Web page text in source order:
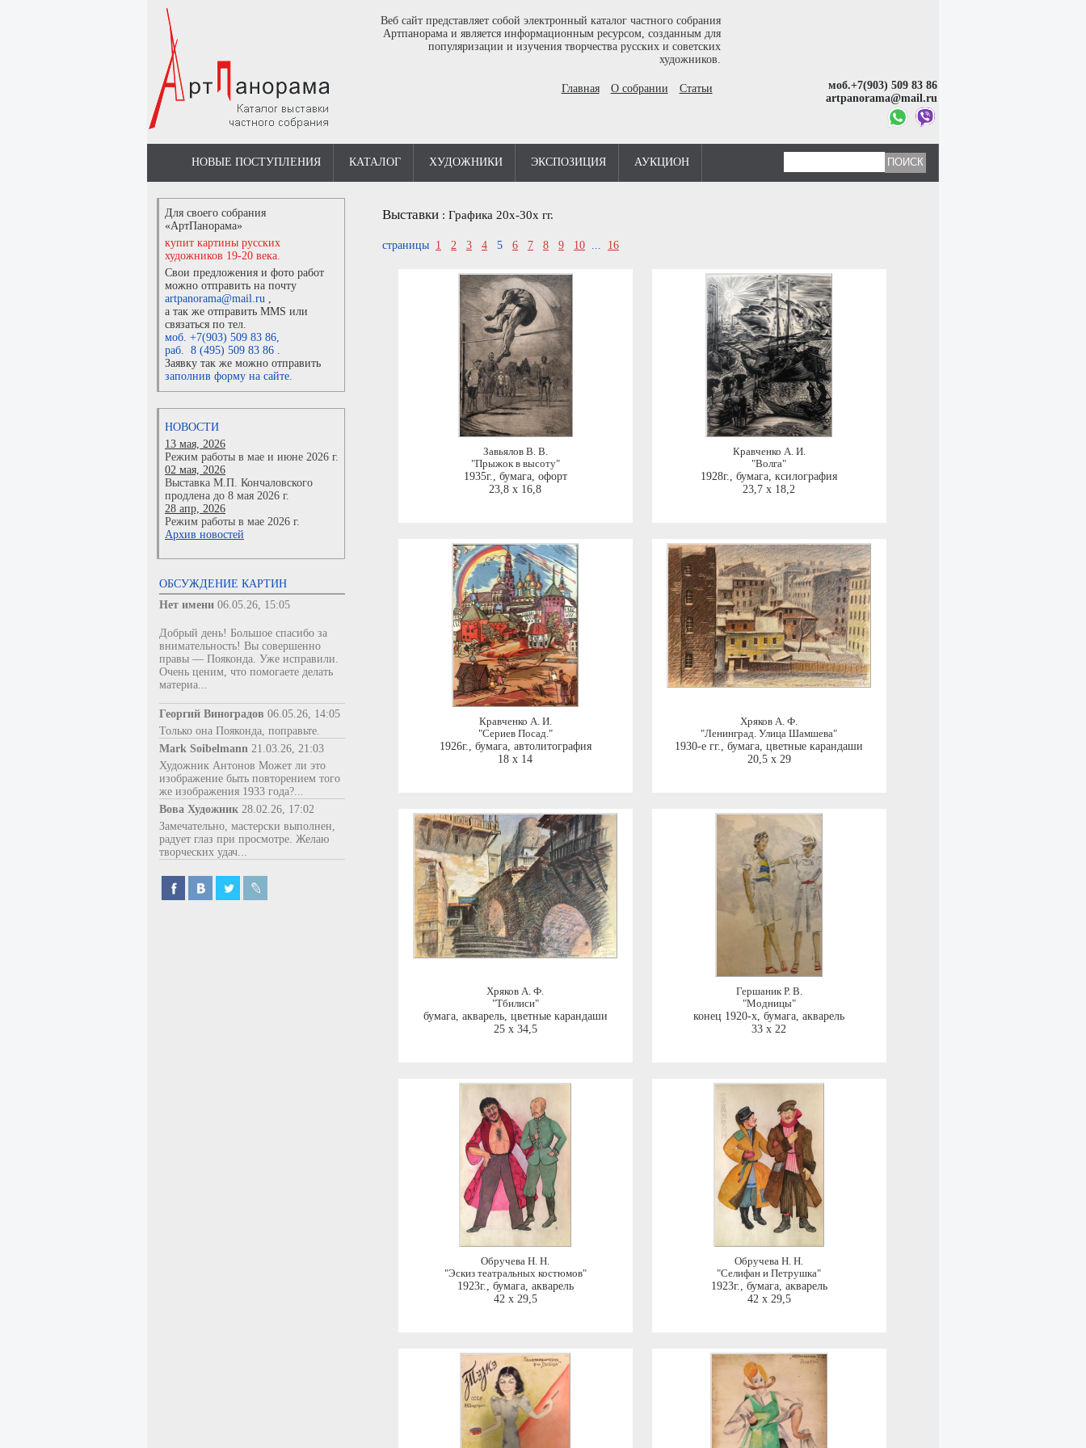
Веб сайт представляет собой электронный каталог частного собрания
Артпанорама и является информационным ресурсом, созданным для
популяризации и изучения творчества русских и советских
художников.
Главная О собрании Статьи
моб.+7(903) 509 83 86
artpanorama@mail.ru
НОВЫЕ ПОСТУПЛЕНИЯ КАТАЛОГ ХУДОЖНИКИ ЭКСПОЗИЦИЯ АУКЦИОН
Для своего собрания
«АртПанорама»
купит картины русских
художников 19-20 века.
Свои предложения и фото работ
можно отправить на почту
artpanorama@mail.ru ,
а так же отправить MMS или
связаться по тел.
моб. +7(903) 509 83 86,
раб. 8 (495) 509 83 86 .
Заявку так же можно отправить
заполнив форму на сайте.
НОВОСТИ
13 мая, 2026
Режим работы в мае и июне 2026 г.
02 мая, 2026
Выставка М.П. Кончаловского
продлена до 8 мая 2026 г.
28 апр, 2026
Режим работы в мае 2026 г.
Архив новостей
ОБСУЖДЕНИЕ КАРТИН
Нет имени 06.05.26, 15:05
Добрый день! Большое спасибо за
внимательность! Вы совершенно
правы — Пояконда. Уже исправили.
Очень ценим, что помогаете делать
материа...
Георгий Виноградов 06.05.26, 14:05
Только она Пояконда, поправьте.
Mark Soibelmann 21.03.26, 21:03
Художник Антонов Может ли это
изображение быть повторением того
же изображения 1933 года?...
Вова Художник 28.02.26, 17:02
Замечательно, мастерски выполнен,
радует глаз при просмотре. Желаю
творческих удач...
Выставки : Графика 20х-30х гг.
страницы 1 2 3 4 5 6 7 8 9 10 ... 16
Завьялов В. В.
"Прыжок в высоту"
1935г., бумага, офорт
23,8 x 16,8
Кравченко А. И.
"Волга"
1928г., бумага, ксилография
23,7 x 18,2
Кравченко А. И.
"Сериев Посад."
1926г., бумага, автолитография
18 x 14
Хряков А. Ф.
"Ленинград. Улица Шамшева"
1930-е гг., бумага, цветные карандаши
20,5 x 29
Хряков А. Ф.
"Тбилиси"
бумага, акварель, цветные карандаши
25 x 34,5
Гершаник Р. В.
"Модницы"
конец 1920-х, бумага, акварель
33 x 22
Обручева Н. Н.
"Эскиз театральных костюмов"
1923г., бумага, акварель
42 x 29,5
Обручева Н. Н.
"Селифан и Петрушка"
1923г., бумага, акварель
42 x 29,5